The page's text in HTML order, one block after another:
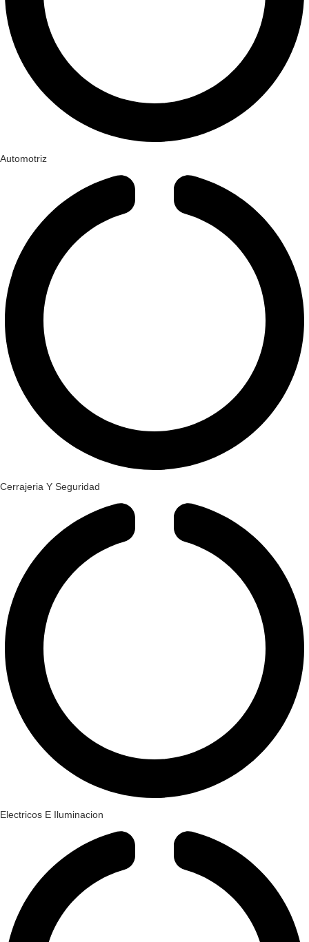
Automotriz
Cerrajeria Y Seguridad
Electricos E Iluminacion